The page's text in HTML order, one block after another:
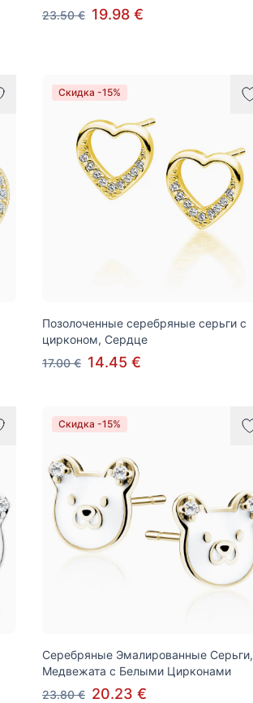
23.50 € 19.98 €
Скидка -15%
Позолоченные серебряные серьги с
цирконом, Сердце
17.00 € 14.45 €
Скидка -15%
Серебряные Эмалированные Серьги,
Медвежата с Белыми Цирконами
23.80 € 20.23 €